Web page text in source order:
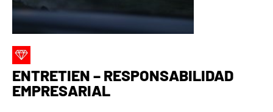
ENTRETIEN – RESPONSABILIDAD
EMPRESARIAL